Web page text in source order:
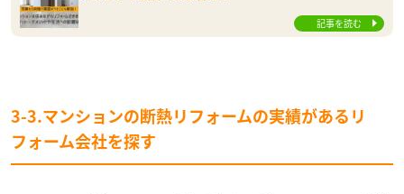
記事を読む
3-3.マンションの断熱リフォームの実績があるリ
フォーム会社を探す